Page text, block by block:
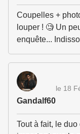
Coupelles +
louper ! 🧐 Un
enquête...
Gandalf60
le 18
Tout à fait, le